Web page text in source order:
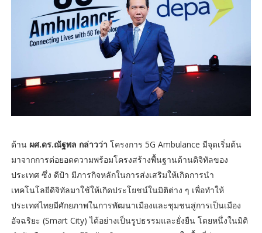
ด้าน ผศ.ดร.ณัฐพล กล่าวว่า โครงการ 5G Ambulance มีจุดเริ่มต้น
มาจากการต่อยอดความพร้อมโครงสร้างพื้นฐานด้านดิจิทัลของ
ประเทศ ซึ่ง ดีป้า มีภารกิจหลักในการส่งเสริมให้เกิดการนำ
เทคโนโลยีดิจิทัลมาใช้ให้เกิดประโยชน์ในมิติต่าง ๆ เพื่อทำให้
ประเทศไทยมีศักยภาพในการพัฒนาเมืองและชุมชนสู่การเป็นเมือง
อัจฉริยะ (Smart City) ได้อย่างเป็นรูปธรรมและยั่งยืน โดยหนึ่งในมิติ